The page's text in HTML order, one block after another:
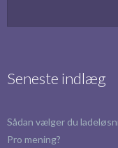
Seneste indlæg
Sådan vælger du
Pro mening?